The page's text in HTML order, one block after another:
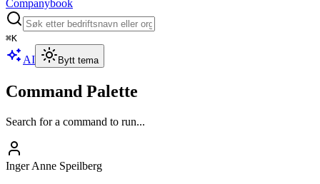
Companybook
⌘K
AI Bytt tema
Command Palette
Search for a command to run...
Inger Anne Speilberg